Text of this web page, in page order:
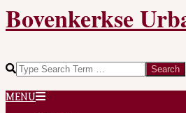
Bovenkerkse
Search
Secondary
MENU